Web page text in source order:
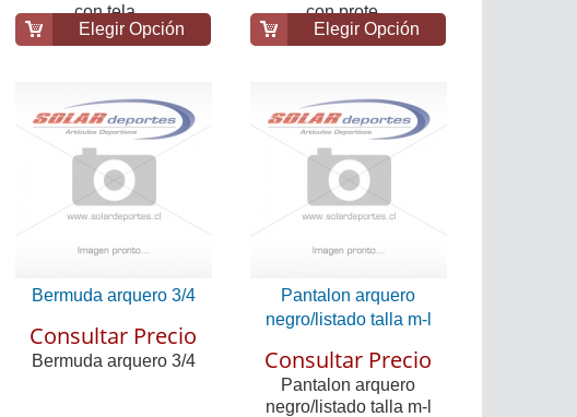
con tela ...
Elegir Opción
con prote...
Elegir Opción
Bermuda arquero 3/4
Consultar Precio
Bermuda arquero 3/4
Pantalon arquero
negro/listado talla m-l
Consultar Precio
Pantalon arquero
negro/listado talla m-l